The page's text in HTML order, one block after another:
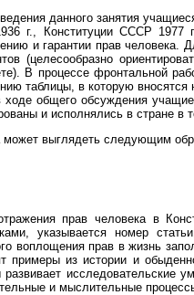
данного занятия
г., Конституции СССР 1977
и гарантии прав человека.
(целесообразно
В процессе фронтальной
таблицы, в которую
ходе общего обсуждения
и исполнялись в стране в
может выглядеть следующим
прав человека в
указывается номер
воплощения прав в жизнь
примеры из истории и
развивает исследовательские
и мыслительные